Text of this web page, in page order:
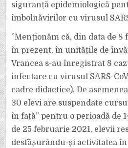
siguranță epidemiologică
îmbolnăvirilor cu virusul
”Menționăm că, din data de 8
în prezent, în unitățile de
Vrancea s-au înregistrat 8
infectare cu virusul SARS-
cadre didactice). De
30 elevi are suspendate
în față” pentru o perioadă de
de 25 februarie 2021, elevii
desfășurându-și activitatea în